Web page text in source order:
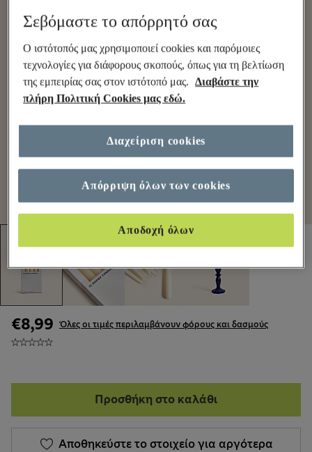
€8,99 Όλες οι τιμές περιλαμβάνουν φόρους και δασμούς
Προσθήκη στο καλάθι
Αποθηκεύστε το στοιχείο για αργότερα
Σεβόμαστε το απόρρητό σας
Ο ιστότοπός μας χρησιμοποιεί cookies και παρόμοιες
τεχνολογίες για διάφορους σκοπούς, όπως για τη βελτίωση
της εμπειρίας σας στον ιστότοπό μας.
Διαβάστε την
πλήρη Πολιτική Cookies μας εδώ.
Απόρριψη όλων των cookies
Αποδοχή όλων
Διαχείριση cookies